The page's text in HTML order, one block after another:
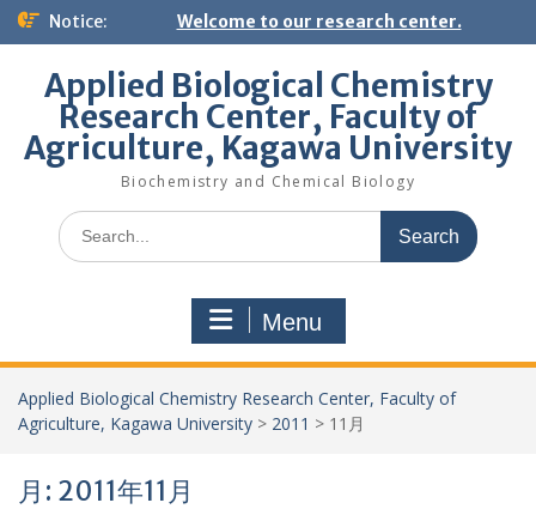
Skip
Notice: Welcome to our research center.
Applied Biological Chemistry
Research Center, Faculty of
Agriculture, Kagawa University
Biochemistry and Chemical Biology
Search
for:
Menu
Applied Biological Chemistry Research Center, Faculty of
Agriculture, Kagawa University > 2011 > 11月
月: 2011年11月